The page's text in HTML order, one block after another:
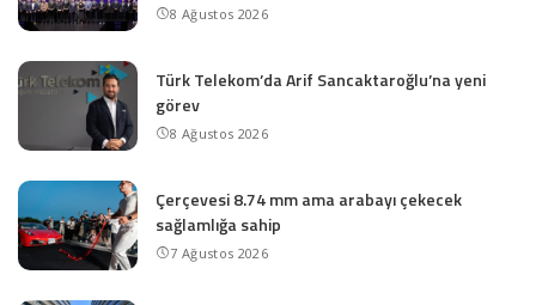
8 Ağustos 2026
Türk Telekom’da Arif Sancaktaroğlu’na yeni
görev
8 Ağustos 2026
Çerçevesi 8.74 mm ama arabayı çekecek
sağlamlığa sahip
7 Ağustos 2026